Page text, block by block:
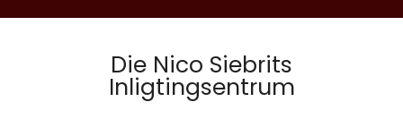
Die Nico Siebrits
Inligtingsentrum